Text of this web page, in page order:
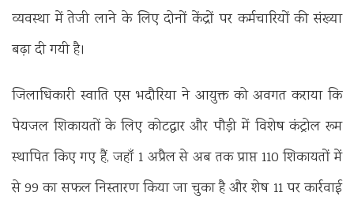
व्यवस्था में तेजी लाने के लिए दोनों केंद्रों पर कर्मचारियों की संख्या
बढ़ा दी गयी है।
जिलाधिकारी स्वाति एस भदौरिया ने आयुक्त को अवगत कराया कि
पेयजल शिकायतों के लिए कोटद्वार और पौड़ी में विशेष कंट्रोल रूम
स्थापित किए गए हैं, जहाँ 1 अप्रैल से अब तक प्राप्त 110 शिकायतों में
से 99 का सफल निस्तारण किया जा चुका है और शेष 11 पर कार्रवाई